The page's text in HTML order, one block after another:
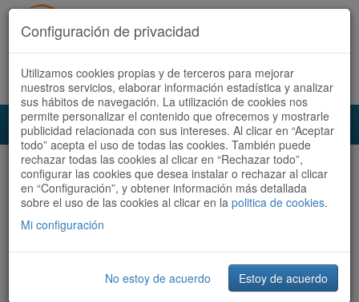
Accedeix Registra't ara Español Català
Audioruta Totes les rutes
Totes les rutes Ordenar per:Més recents/ Dificultat /
Filtrar les rutes
Configuración de privacidad
Utilizamos cookies propias y de terceros para mejorar
nuestros servicios, elaborar información estadística y analizar
sus hábitos de navegación. La utilización de cookies nos
permite personalizar el contenido que ofrecemos y mostrarle
publicidad relacionada con sus intereses. Al clicar en “Aceptar
todo” acepta el uso de todas las cookies. También puede
rechazar todas las cookies al clicar en “Rechazar todo”,
configurar las cookies que desea instalar o rechazar al clicar
en “Configuración”, y obtener información más detallada
sobre el uso de las cookies al clicar en la politica de cookies.
Mi configuración
No estoy de acuerdo Estoy de acuerdo